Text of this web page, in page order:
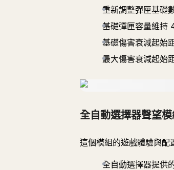
重新調整彈匣基礎
基礎彈匣容量維持
基礎傷害衰減起始
最大傷害衰減起始
全自動選擇器聲望
這個模組的遊戲體驗與配
全自動選擇器提供